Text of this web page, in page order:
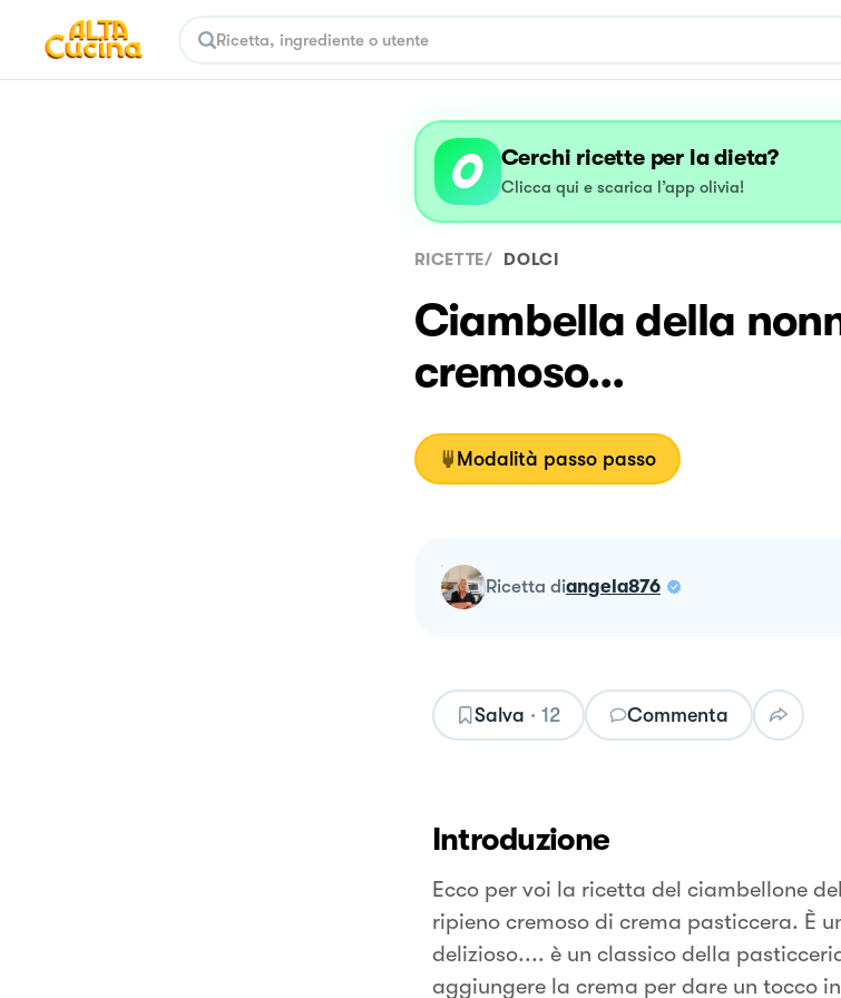
Cerchi ricette per la dieta?
Clicca qui e scarica l’app olivia!
RICETTE/ DOLCI
Ciambella della
cremoso...
Modalità passo passo
ricetta diangela876
Salva · 12 Commenta
Introduzione
Ecco per voi la ricetta del ciambellone
ripieno cremoso di crema pasticcera. È
delizioso.... è un classico della
aggiungere la crema per dare un tocco